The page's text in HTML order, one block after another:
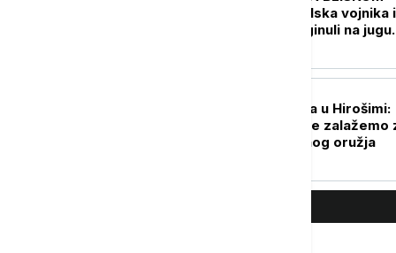
ISTOKU Dva izraelska vojnika i
jedan Libanac poginuli na jugu
Premijerka Japana u Hirošimi:
Nastavićemo da se zalažemo
svet bez nuklearnog oružja